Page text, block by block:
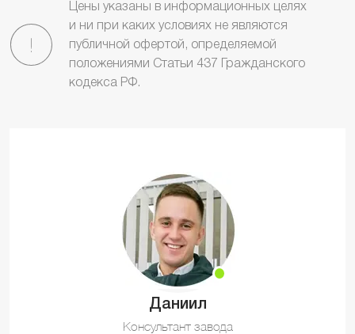
Даниил
Консультант завода
Цены указаны в информационных целях
и ни при каких условиях не являются
публичной офертой, определяемой
положениями Статьи 437 Гражданского
кодекса РФ.